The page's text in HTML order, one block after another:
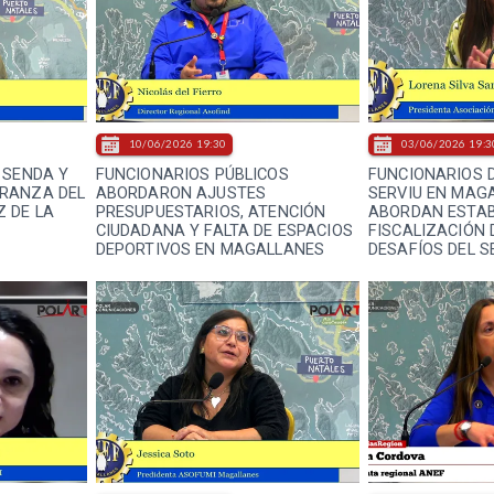
Y
DEL
DE LA
FUNCIONARIOS PÚBLICOS
ABORDARON AJUSTES
PRESUPUESTARIOS, ATENCIÓN
CIUDADANA Y FALTA DE ESPACIOS
DEPORTIVOS EN MAGALLANES
10/06/2026 19:30
FUNCIONARIOS
SERVIU EN
ABORDAN
FISCALIZACIÓN
DESAFÍOS DEL
03/06/2026